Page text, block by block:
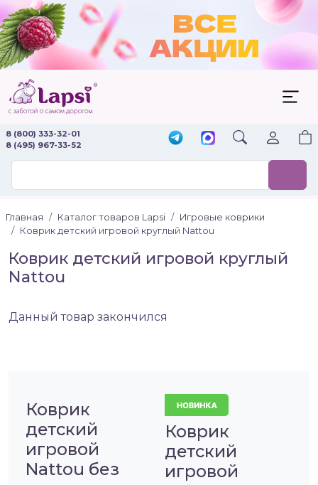
8 (800) 333-32-01
8 (495) 967-33-52
Главная Каталог товаров Lapsi
Игровые коврики
Коврик детский игровой круглый Nattou
Коврик детский игровой круглый
Nattou
Данный товар закончился
Коврик
детский
игровой
Nattou без
Коврик
детский
игровой